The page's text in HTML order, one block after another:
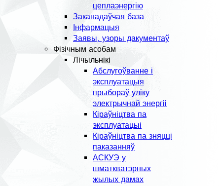
цеплаэнергію
Заканадаўчая база
Інфармацыя
Заявы, узоры дакументаў
Фізічным асобам
Лічыльнікі
Абслугоўванне і
эксплуатацыя
прыбораў уліку
электрычнай энергіі
Кіраўніцтва па
эксплуатацыі
Кіраўніцтва па зняцці
паказанняў
АСКУЭ у
шматкватэрных
жылых дамах